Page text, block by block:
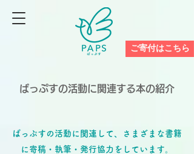
ご寄付はこちら
ぱっぷすの活動に関連する本の紹介
ぱっぷすの活動に関連して、さまざまな書籍
に寄稿・執筆・発行協力をしています。